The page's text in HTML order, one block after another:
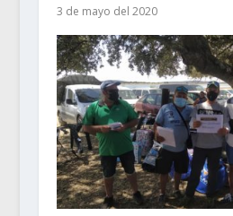
3 de mayo del 2020